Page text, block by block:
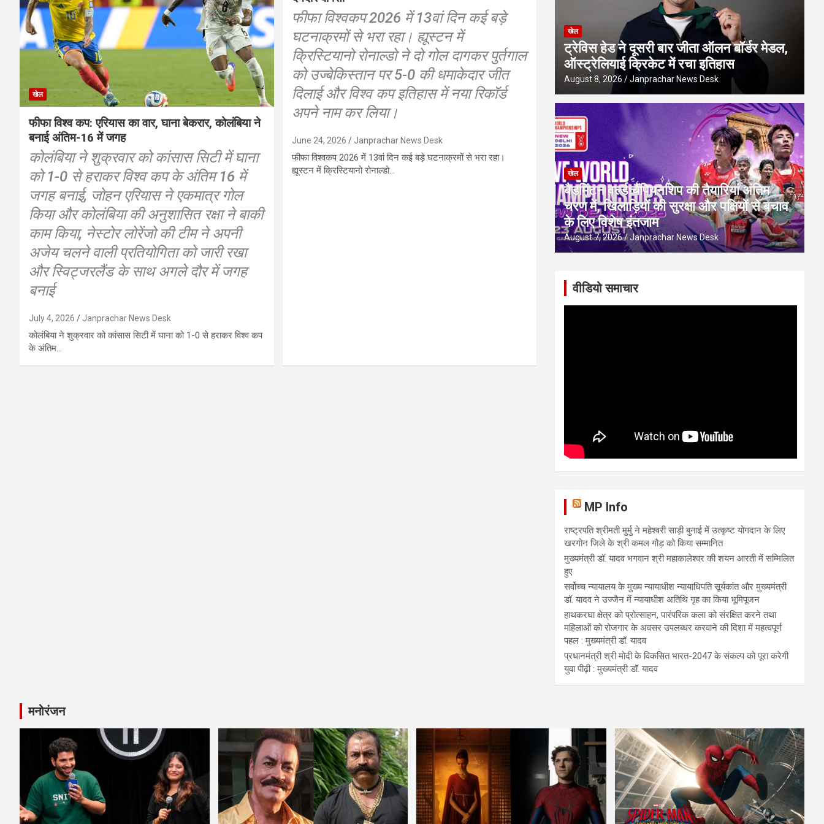
खेल
फीफा विश्व कप: एरियास का वार, घाना बेकरार, कोलंबिया ने
बनाई अंतिम-16 में जगह
कोलंबिया ने शुक्रवार को कांसास सिटी में घाना
को 1-0 से हराकर विश्व कप के अंतिम 16 में
जगह बनाई, जोहन एरियास ने एकमात्र गोल
किया और कोलंबिया की अनुशासित रक्षा ने बाकी
काम किया, नेस्टोर लोरेंजो की टीम ने अपनी
अजेय चलने वाली प्रतियोगिता को जारी रखा
और स्विट्जरलैंड के साथ अगले दौर में जगह
बनाई
July 4, 2026 Janprachar News Desk
कोलंबिया ने शुक्रवार को कांसास सिटी में घाना को 1-0 से हराकर विश्व कप
के अंतिम…
फीफा विश्वकप 2026 में 13वां दिन कई बड़े
घटनाक्रमों से भरा रहा। ह्यूस्टन में
क्रिस्टियानो रोनाल्डो ने दो गोल दागकर पुर्तगाल
को उज्बेकिस्तान पर 5-0 की धमाकेदार जीत
दिलाई और विश्व कप इतिहास में नया रिकॉर्ड
अपने नाम कर लिया।
June 24, 2026 Janprachar News Desk
फीफा विश्वकप 2026 में 13वां दिन कई बड़े घटनाक्रमों से भरा रहा।
ह्यूस्टन में क्रिस्टियानो रोनाल्डो…
खेल
ट्रेविस हेड ने दूसरी बार जीता ऑलन बॉर्डर मेडल,
ऑस्ट्रेलियाई क्रिकेट में रचा इतिहास
August 8, 2026 Janprachar News Desk
खेल
बैडमिंटन वर्ल्ड चैंपियनशिप की तैयारियां अंतिम
चरण में, खिलाड़ियों की सुरक्षा और पक्षियों से बचाव
के लिए विशेष इंतजाम
August 7, 2026 Janprachar News Desk
वीडियो समाचार
MP Info
राष्ट्रपति श्रीमती मुर्मु ने महेश्वरी साड़ी बुनाई में उत्कृष्ट योगदान के लिए
खरगोन जिले के श्री कमल गौड़ को किया सम्मानित
मुख्यमंत्री डॉ. यादव भगवान श्री महाकालेश्‍वर की शयन आरती में सम्मिलित
हुए
सर्वोच्च न्यायालय के मुख्‍य न्‍यायाधीश न्यायाधिपति सूर्यकांत और मुख्यमंत्री
डॉ. यादव ने उज्जैन में न्यायाधीश अतिथि गृह का किया भूमिपूजन
हाथकरघा क्षेत्र को प्रोत्साहन, पारंपरिक कला को संरक्षित करने तथा
महिलाओं को रोजगार के अवसर उपलब्धर करवाने की दिशा में महत्वपूर्ण
पहल : मुख्यमंत्री डॉ. यादव
प्रधानमंत्री श्री मोदी के विकसित भारत-2047 के संकल्प को पूरा करेगी
युवा पीढ़ी : मुख्यमंत्री डॉ. यादव
मनोरंजन